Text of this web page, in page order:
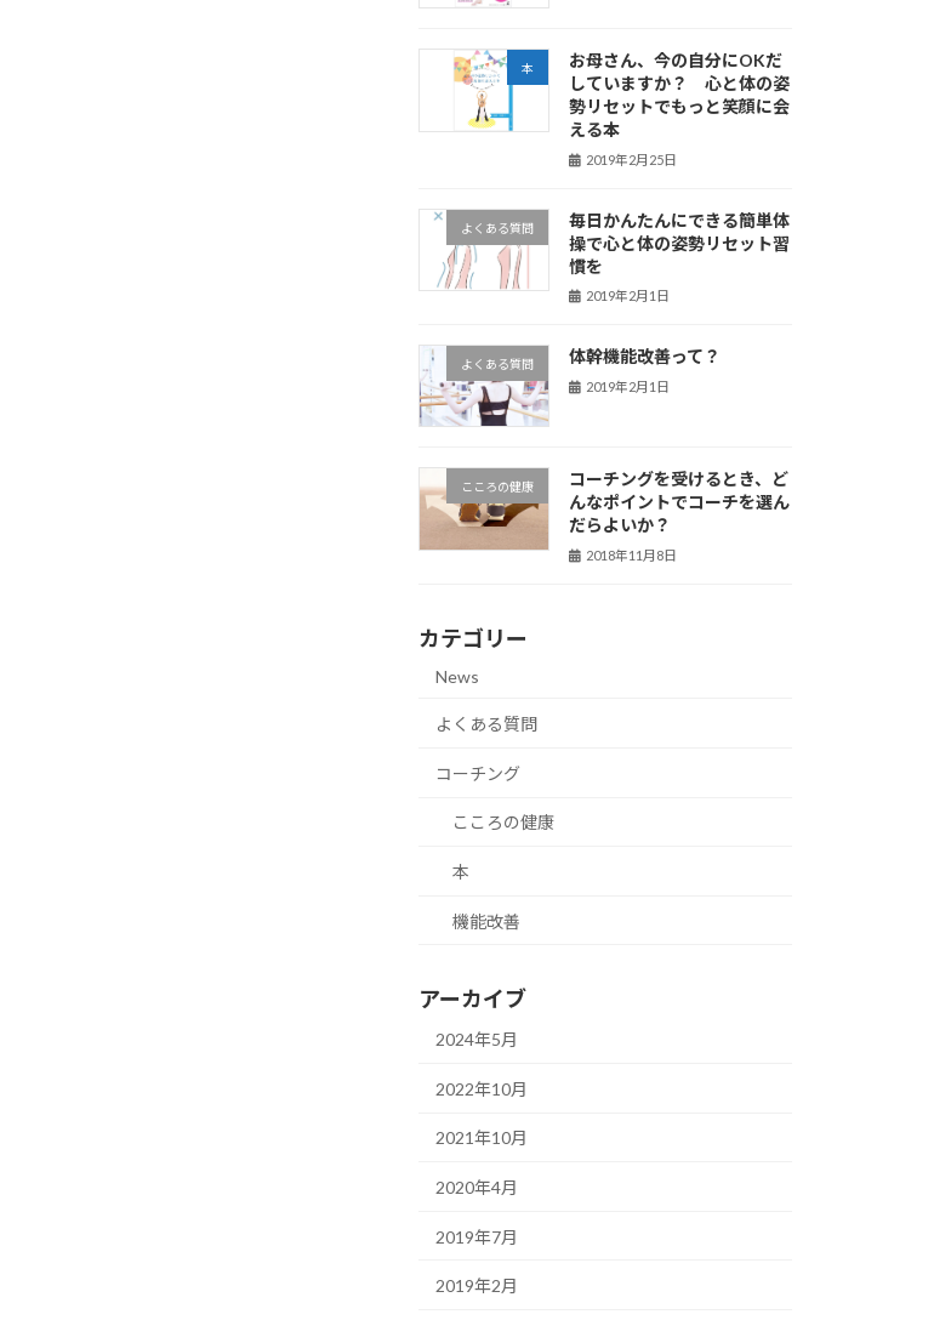
本
お母さん、今の自分にOKだ
していますか？ 心と体の姿
勢リセットでもっと笑顔に会
える本
2019年2月25日
よくある質問
毎日かんたんにできる簡単体
操で心と体の姿勢リセット習
慣を
2019年2月1日
よくある質問 体幹機能改善って？
2019年2月1日
こころの健康
コーチングを受けるとき、ど
んなポイントでコーチを選ん
だらよいか？
2018年11月8日
カテゴリー
News
よくある質問
コーチング
こころの健康
本
機能改善
アーカイブ
2024年5月
2022年10月
2021年10月
2020年4月
2019年7月
2019年2月